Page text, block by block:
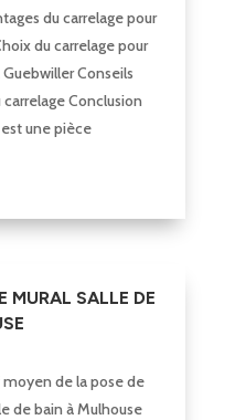
du carrelage pour
du carrelage pour
Conseils
Conclusion
une pièce
MURAL SALLE DE
de la pose de
de bain à Mulhouse